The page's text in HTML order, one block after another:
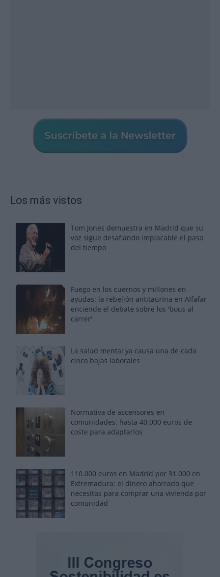
Los más vistos
Tom Jones demuestra en Madrid que su
voz sigue desafiando implacable el paso
del tiempo
Fuego en los cuernos y millones en
ayudas: la rebelión antitaurina en Alfafar
enciende el debate sobre los 'bous al
carrer'
La salud mental ya causa una de cada
cinco bajas laborales
Normativa de ascensores en
comunidades: hasta 40.000 euros de
coste para adaptarlos
110.000 euros en Madrid por 31.000 en
Extremadura: el dinero ahorrado que
necesitas para comprar una vivienda por
comunidad